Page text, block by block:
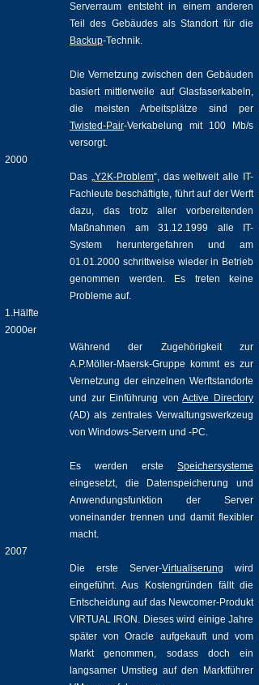
Serverraum entsteht in einem anderen
Teil des Gebäudes als Standort für die
Backup-Technik.
Die Vernetzung zwischen den Gebäuden
basiert mittlerweile auf Glasfaserkabeln,
die meisten Arbeitsplätze sind per
Twisted-Pair-Verkabelung mit 100 Mb/s
versorgt.
2000
Das „Y2K-Problem“, das weltweit alle IT-
Fachleute beschäftigte, führt auf der Werft
dazu, das trotz aller vorbereitenden
Maßnahmen am 31.12.1999 alle IT-
System heruntergefahren und am
01.01.2000 schrittweise wieder in Betrieb
genommen werden. Es treten keine
Probleme auf.
1.Hälfte
2000er
Während der Zugehörigkeit zur
A.P.Möller-Maersk-Gruppe kommt es zur
Vernetzung der einzelnen Werftstandorte
und zur Einführung vonActive Directory
(AD) als zentrales Verwaltungswerkzeug
von Windows-Servern und -PC.
Es werden erste Speichersysteme
eingesetzt, die Datenspeicherung und
Anwendungsfunktion der Server
voneinander trennen und damit flexibler
macht.
2007
Die erste Server-Virtualiserung wird
eingeführt. Aus Kostengründen fällt die
Entscheidung auf das Newcomer-Produkt
VIRTUAL IRON. Dieses wird einige Jahre
später von Oracle aufgekauft und vom
Markt genommen, sodass doch ein
langsamer Umstieg auf den Marktführer